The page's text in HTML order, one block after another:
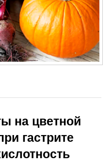
на цветной
гастрите